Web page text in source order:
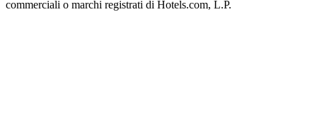
commerciali o marchi registrati di Hotels.com, L.P.